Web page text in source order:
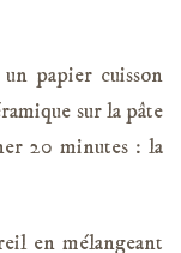
papier cuisson
sur la pâte
20 minutes : la
en mélangeant